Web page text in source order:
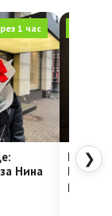
1 час
Нина
Недели
❯